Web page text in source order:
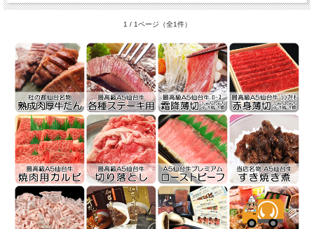
1 / 1ページ（全1件）